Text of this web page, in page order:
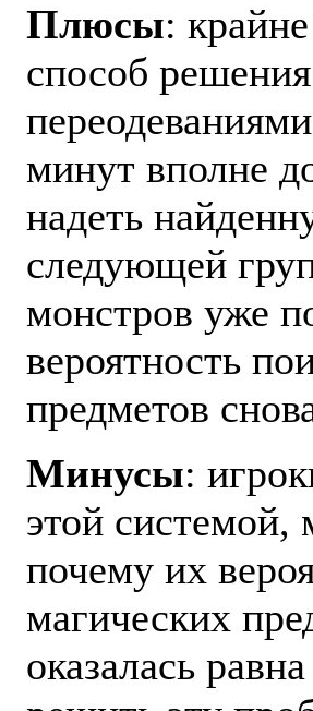
Плюсы:
способ
минут вполне
надеть
следующей
монстров уже
вероятность
предметов
Минусы:
этой системой,
почему их
магических
оказалась